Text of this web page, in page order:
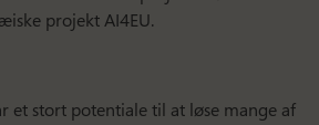
projekt AI4EU.
et stort potentiale til at løse mange af